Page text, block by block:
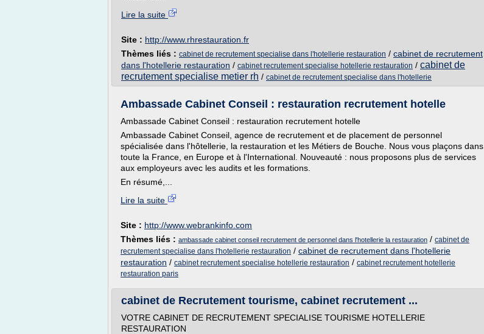
Lire la suite
Site : http://www.rhrestauration.fr
Thèmes liés : cabinet de recrutement specialise dans l'hotellerie restauration / cabinet de recrutement
dans l'hotellerie restauration / cabinet recrutement specialise hotellerie restauration / cabinet de
recrutement specialise metier rh / cabinet de recrutement specialise dans l'hotellerie
Ambassade Cabinet Conseil : restauration recrutement hotelle
Ambassade Cabinet Conseil : restauration recrutement hotelle
Ambassade Cabinet Conseil, agence de recrutement et de placement de personnel
spécialisée dans l'hôtellerie, la restauration et les Métiers de Bouche. Nous vous plaçons dans
toute la France, en Europe et à l'International. Nouveauté : nous proposons plus de services
aux employeurs avec les audits et les formations.
En résumé,...
Lire la suite
Site : http://www.webrankinfo.com
Thèmes liés : ambassade cabinet conseil recrutement de personnel dans l'hotellerie la restauration / cabinet de
recrutement specialise dans l'hotellerie restauration / cabinet de recrutement dans l'hotellerie
restauration / cabinet recrutement specialise hotellerie restauration / cabinet recrutement hotellerie
restauration paris
cabinet de Recrutement tourisme, cabinet recrutement ...
VOTRE CABINET DE RECRUTEMENT SPECIALISE TOURISME HOTELLERIE
RESTAURATION